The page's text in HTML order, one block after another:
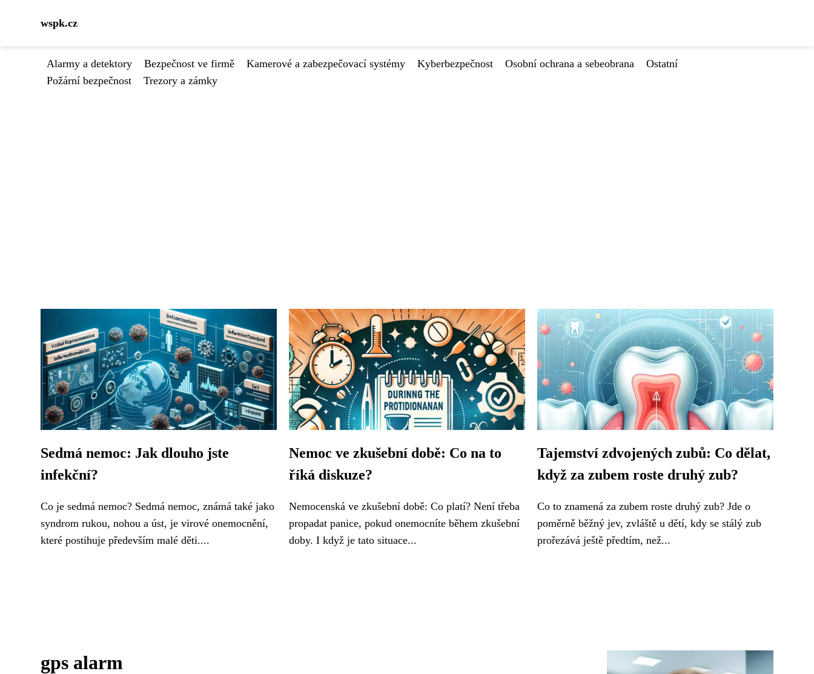
wspk.cz
Alarmy a detektory Bezpečnost ve firmě Kamerové a zabezpečovací systémy Kyberbezpečnost Osobní ochrana a sebeobrana
Ostatní
Požární bezpečnost
Trezory a zámky
Sedmá nemoc: Jak dlouho jste
infekční?
Co je sedmá nemoc? Sedmá nemoc, známá také jako
syndrom rukou, nohou a úst, je virové onemocnění,
které postihuje především malé děti....
Nemoc ve zkušební době: Co na to
říká diskuze?
Nemocenská ve zkušební době: Co platí? Není třeba
propadat panice, pokud onemocníte během zkušební
doby. I když je tato situace...
Tajemství zdvojených zubů: Co dělat,
když za zubem roste druhý zub?
Co to znamená za zubem roste druhý zub? Jde o
poměrně běžný jev, zvláště u dětí, kdy se stálý zub
prořezává ještě předtím, než...
gps alarm